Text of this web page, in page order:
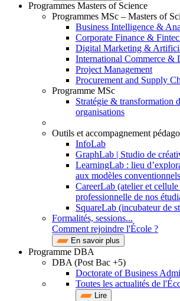
Programmes Masters of Science
Programmes MSc – Masters of
Business Intelligence &
Corporate Finance &
Digital Marketing &
International Commerce &
Project Management
Procurement and Supply
Programme MSc
Stratégie & transformation
organisations
Outils et accompagnement
InfoLab
GraphLab | Studio de
LearningLab : lieu
aux modèles
CareerLab (atelier et
professionnelle de nos
SquareLab (incubateur de
Formalités, sessions...
Comment rejoindre l'École ?
En savoir plus
Programme DBA
DBA (Post Bac +5)
Doctorate of Business
Toutes les actualités de
Lire